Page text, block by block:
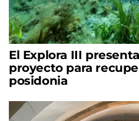
El Explora III
proyecto para
posidonia